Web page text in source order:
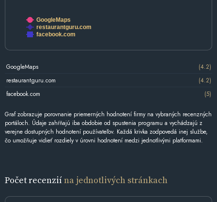
GoogleMaps
restaurantguru.com
facebook.com
GoogleMaps
(4.2)
restaurantguru.com
(4.2)
facebook.com
(5)
Graf zobrazuje porovnanie priemerných hodnotení firmy na vybraných recenzných
portáloch. Údaje zahŕňajú iba obdobie od spustenia programu a vychádzajú z
verejne dostupných hodnotení používateľov. Každá krivka zodpovedá inej službe,
čo umožňuje vidieť rozdiely v úrovni hodnotení medzi jednotlivými platformami.
Počet recenziína jednotlivých stránkach